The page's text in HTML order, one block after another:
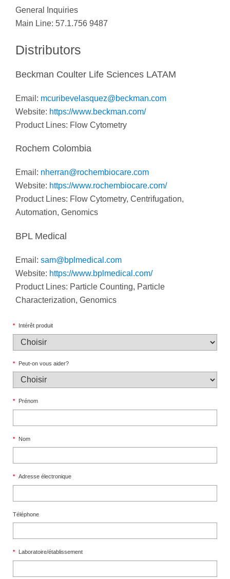
General Inquiries
Main Line: 57.1.756 9487
Distributors
Beckman Coulter Life Sciences LATAM
Email: mcuribevelasquez@beckman.com
Website: https://www.beckman.com/
Product Lines: Flow Cytometry
Rochem Colombia
Email: nherran@rochembiocare.com
Website: https://www.rochembiocare.com/
Product Lines: Flow Cytometry, Centrifugation,
Automation, Genomics
BPL Medical
Email: sam@bplmedical.com
Website: https://www.bplmedical.com/
Product Lines: Particle Counting, Particle
Characterization, Genomics
* Intérêt produit
* Peut-on vous aider?
* Prénom
* Nom
* Adresse électronique
Téléphone
* Laboratoire/établissement